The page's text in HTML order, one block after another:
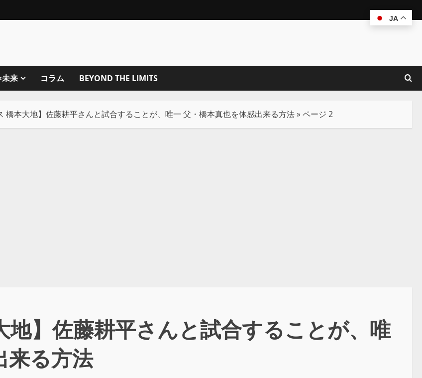
未来 コラム BEYOND THE LIMITS
橋本大地】佐藤耕平さんと試合することが、唯一 父・橋本真也を体感出来る方法»ページ 2
地】佐藤耕平さんと試合することが、唯
来る方法
JA